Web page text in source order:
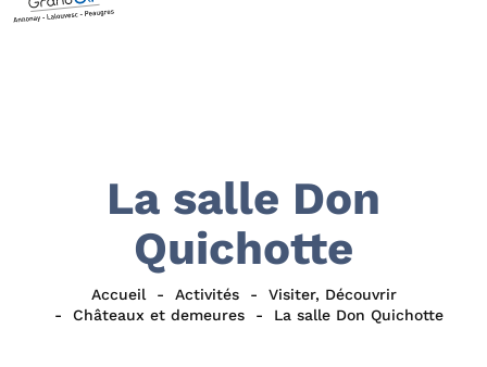
La salle Don
Quichotte
Accueil Activités
Visiter, Découvrir
Châteaux et demeures
La salle Don Quichotte